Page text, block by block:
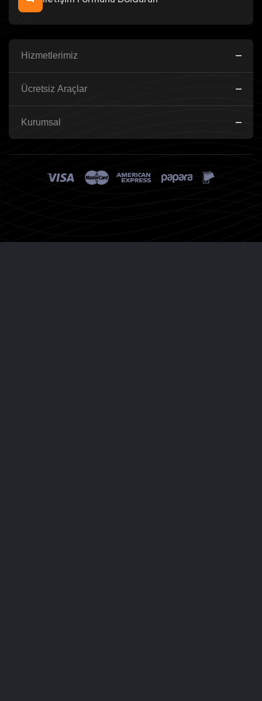
Hizmetlerimiz
Ücretsiz Araçlar
Kurumsal